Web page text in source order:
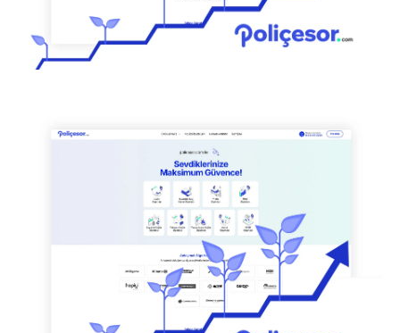
SETRE – E-İHRACAT VE B2B DIJITAL
REKLAMCILIK